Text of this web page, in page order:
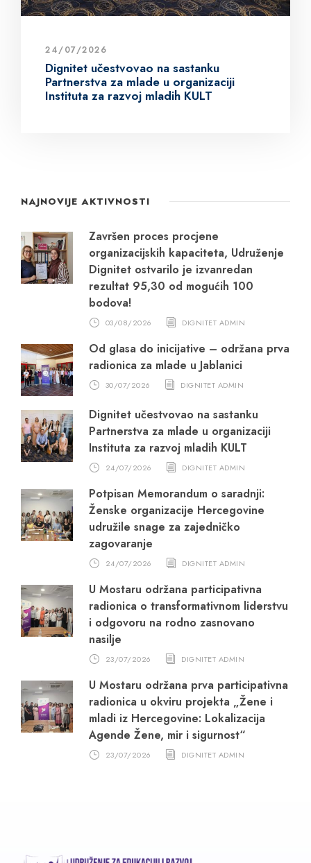
24/07/2026
Dignitet učestvovao na sastanku
Partnerstva za mlade u organizaciji
Instituta za razvoj mladih KULT
NAJNOVIJE AKTIVNOSTI
Završen proces procjene
organizacijskih kapaciteta, Udruženje
Dignitet ostvarilo je izvanredan
rezultat 95,30 od mogućih 100
bodova!
03/08/2026 DIGNITET ADMIN
Od glasa do inicijative – održana prva
radionica za mlade u Jablanici
30/07/2026 DIGNITET ADMIN
Dignitet učestvovao na sastanku
Partnerstva za mlade u organizaciji
Instituta za razvoj mladih KULT
24/07/2026 DIGNITET ADMIN
Potpisan Memorandum o saradnji:
Ženske organizacije Hercegovine
udružile snage za zajedničko
zagovaranje
24/07/2026 DIGNITET ADMIN
U Mostaru održana participativna
radionica o transformativnom liderstvu
i odgovoru na rodno zasnovano
nasilje
23/07/2026 DIGNITET ADMIN
U Mostaru održana prva participativna
radionica u okviru projekta „Žene i
mladi iz Hercegovine: Lokalizacija
Agende Žene, mir i sigurnost“
23/07/2026 DIGNITET ADMIN